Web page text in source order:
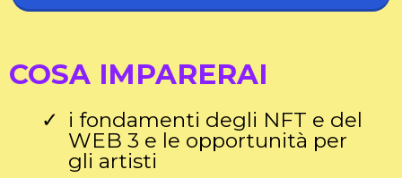
COSA IMPARERAI
i fondamenti degli NFT e del
WEB 3 e le opportunità per
gli artisti